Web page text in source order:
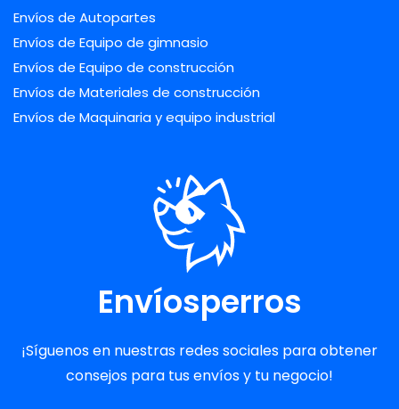
Envíos de Autopartes
Envíos de Equipo de gimnasio
Envíos de Equipo de construcción
Envíos de Materiales de construcción
Envíos de Maquinaria y equipo industrial
Envíosperros
¡Síguenos en nuestras redes sociales para obtener
consejos para tus envíos y tu negocio!